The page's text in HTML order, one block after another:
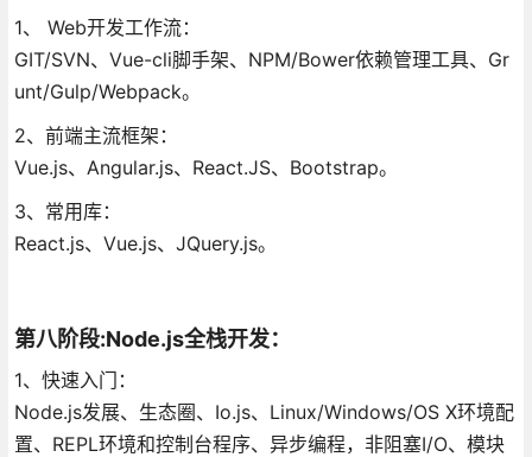
1、 Web开发工作流：
GIT/SVN、Vue-cli脚手架、NPM/Bower依赖管理工具、Gr
unt/Gulp/Webpack。
2、前端主流框架：
Vue.js、Angular.js、React.JS、Bootstrap。
3、常用库：
React.js、Vue.js、JQuery.js。
第八阶段:Node.js全栈开发：
1、快速入门：
Node.js发展、生态圈、Io.js、Linux/Windows/OS X环境配
置、REPL环境和控制台程序、异步编程，非阻塞I/O、模块